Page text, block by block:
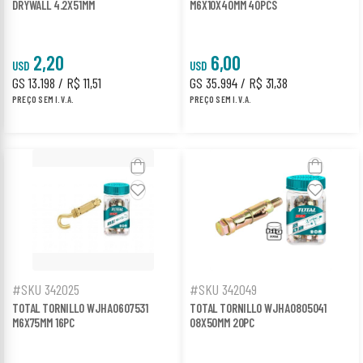
DRYWALL 4.2X51MM
USD 2,20
GS 13.198 / R$ 11,51
PREÇO SEM I.V.A.
M6X10X40MM 40PCS
USD 6,00
GS 35.994 / R$ 31,38
PREÇO SEM I.V.A.
#SKU 342025
TOTAL TORNILLO WJHA0607531
M6X75MM 16PC
#SKU 342049
TOTAL TORNILLO WJHA0805041
08X50MM 20PC